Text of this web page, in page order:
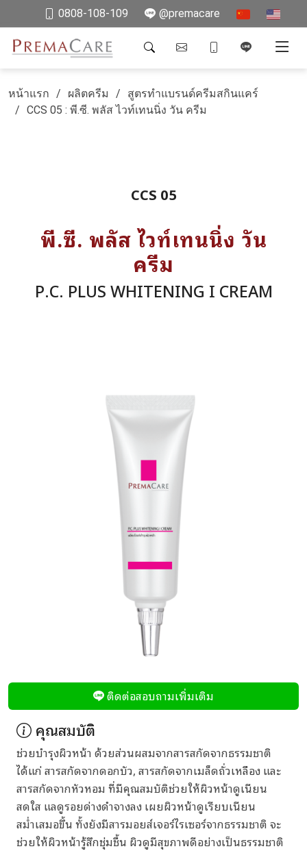
0808-108-109 @premacare
หน้าแรก ผลิตครีม
สูตรทำแบรนด์ครีมสกินแคร์
CCS 05 : พี.ซี. พลัส ไวท์เทนนิ่ง วัน ครีม
CCS 05
พี.ซี. พลัส ไวท์เทนนิ่ง วัน
ครีม
P.C. PLUS WHITENING I CREAM
ติดต่อสอบถามเพิ่มเติม
คุณสมบัติ
ช่วยบำรุงผิวหน้า ด้วยส่วนผสมจากสารสกัดจากธรรมชาติ
ได้แก่ สารสกัดจากดอกบัว, สารสกัดจากเมล็ดถั่วเหลือง และ
สารสกัดจากหัวหอม ที่มีคุณสมบัติช่วยให้ผิวหน้าดูเนียน
สดใส แลดูรอยด่างดำจางลง เผยผิวหน้าดูเรียบเนียน
สม่ำเสมอขึ้น ทั้งยังมีสารมอยส์เจอร์ไรเซอร์จากธรรมชาติ จะ
ช่วยให้ผิวหน้ารู้สึกชุ่มชื้น ผิวดูมีสุขภาพดีอย่างเป็นธรรมชาติ